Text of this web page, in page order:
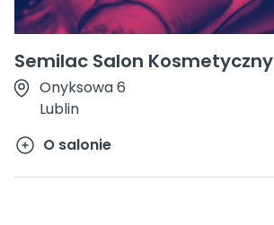
Semilac Salon Kosmetyczny
Onyksowa 6
Lublin
O salonie